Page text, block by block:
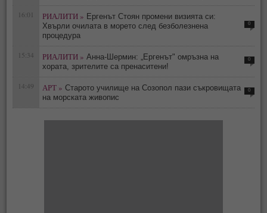
16:01 РИАЛИТИ » Ергенът Стоян промени визията си:
Хвърли очилата в морето след безболезнена
процедура
0
15:34 РИАЛИТИ » Анна-Шермин: „Ергенът" омръзна на
хората, зрителите са пренаситени!
0
14:49 АРТ » Старото училище на Созопол пази съкровищата
на морската живопис
0